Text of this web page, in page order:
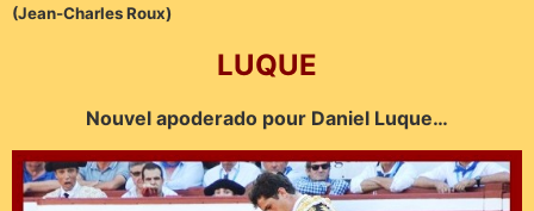
(Jean-Charles Roux)
LUQUE
Nouvel apoderado pour Daniel Luque…